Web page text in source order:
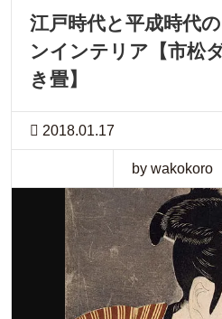
江戸時代と平成時代
ンインテリア【市松
き畳】
2018.01.17
by wakokoro